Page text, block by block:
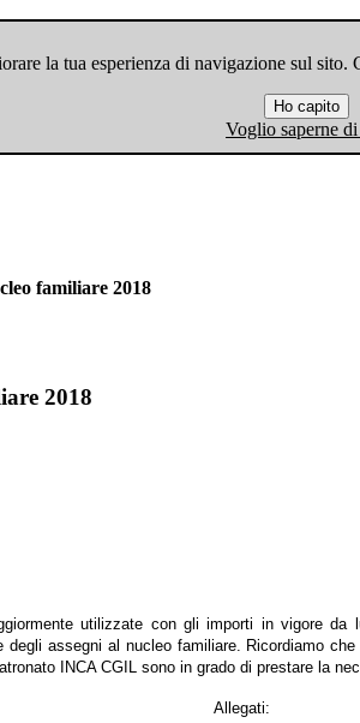
la tua esperienza di navigazione sul
Ho capito
Voglio saperne
familiare 2018
2018
utilizzate con gli importi in vigore
degli assegni al nucleo familiare. Ricordiamo
INCA CGIL sono in grado di prestare la
Allegati: